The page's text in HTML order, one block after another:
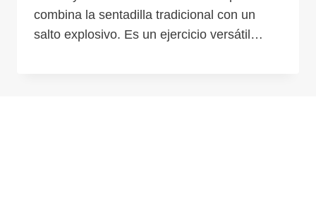
combina la sentadilla tradicional con un
salto explosivo. Es un ejercicio versátil…